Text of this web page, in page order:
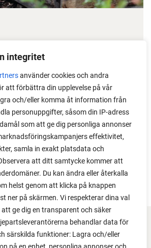
integritet
använder cookies och andra
att förbättra din upplevelse på vår
och/eller komma åt information från
personuppgifter, såsom din IP-adress
som att ge dig personliga annonser
effektivitet,
samla in exakt platsdata och
att ditt samtycke kommer att
Du kan ändra eller återkalla
helst genom att klicka på knappen
ner på skärmen. Vi respekterar dina val
ge dig en transparent och säker
behandlar data för
särskilda funktioner: Lagra och/eller
tillsammans med andra växter.
odla mycket i på liten yta.
FACEBOOK